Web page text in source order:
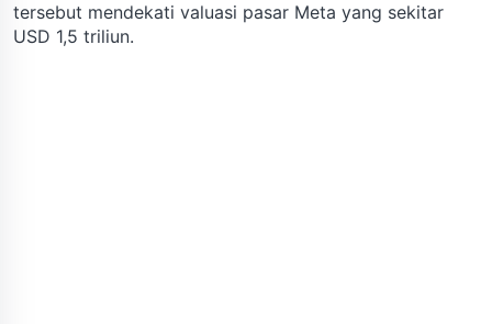
tersebut mendekati valuasi pasar Meta yang sekitar
USD 1,5 triliun.